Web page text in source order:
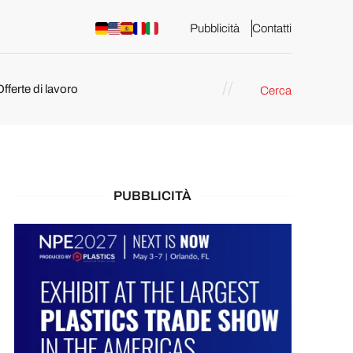
Pubblicità Contatti
di lavoro Cerca
PUBBLICITÀ